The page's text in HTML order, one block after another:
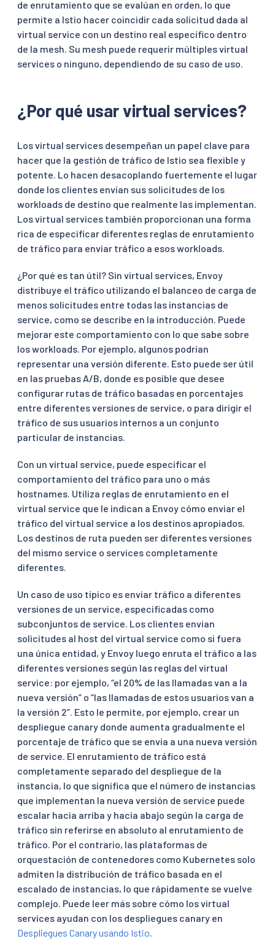
de enrutamiento que se evalúan en orden, lo que
permite a Istio hacer coincidir cada solicitud dada al
virtual service con un destino real específico dentro
de la mesh. Su mesh puede requerir múltiples virtual
services o ninguno, dependiendo de su caso de uso.
¿Por qué usar virtual services?
Los virtual services desempeñan un papel clave para
hacer que la gestión de tráfico de Istio sea flexible y
potente. Lo hacen desacoplando fuertemente el lugar
donde los clientes envían sus solicitudes de los
workloads de destino que realmente las implementan.
Los virtual services también proporcionan una forma
rica de especificar diferentes reglas de enrutamiento
de tráfico para enviar tráfico a esos workloads.
¿Por qué es tan útil? Sin virtual services, Envoy
distribuye el tráfico utilizando el balanceo de carga de
menos solicitudes entre todas las instancias de
service, como se describe en la introducción. Puede
mejorar este comportamiento con lo que sabe sobre
los workloads. Por ejemplo, algunos podrían
representar una versión diferente. Esto puede ser útil
en las pruebas A/B, donde es posible que desee
configurar rutas de tráfico basadas en porcentajes
entre diferentes versiones de service, o para dirigir el
tráfico de sus usuarios internos a un conjunto
particular de instancias.
Con un virtual service, puede especificar el
comportamiento del tráfico para uno o más
hostnames. Utiliza reglas de enrutamiento en el
virtual service que le indican a Envoy cómo enviar el
tráfico del virtual service a los destinos apropiados.
Los destinos de ruta pueden ser diferentes versiones
del mismo service o services completamente
diferentes.
Un caso de uso típico es enviar tráfico a diferentes
versiones de un service, especificadas como
subconjuntos de service. Los clientes envían
solicitudes al host del virtual service como si fuera
una única entidad, y Envoy luego enruta el tráfico a las
diferentes versiones según las reglas del virtual
service: por ejemplo, “el 20% de las llamadas van a la
nueva versión” o “las llamadas de estos usuarios van a
la versión 2”. Esto le permite, por ejemplo, crear un
despliegue canary donde aumenta gradualmente el
porcentaje de tráfico que se envía a una nueva versión
de service. El enrutamiento de tráfico está
completamente separado del despliegue de la
instancia, lo que significa que el número de instancias
que implementan la nueva versión de service puede
escalar hacia arriba y hacia abajo según la carga de
tráfico sin referirse en absoluto al enrutamiento de
tráfico. Por el contrario, las plataformas de
orquestación de contenedores como Kubernetes solo
admiten la distribución de tráfico basada en el
escalado de instancias, lo que rápidamente se vuelve
complejo. Puede leer más sobre cómo los virtual
services ayudan con los despliegues canary en
Despliegues Canary usando Istio